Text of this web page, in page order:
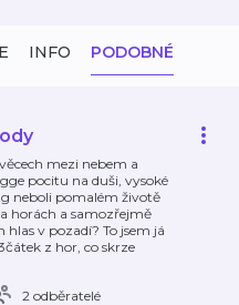
INFO PODOBNÉ
mezi nebem a
pocitu na duši, vysoké
neboli pomalém životě
horách a samozřejmě
hlas v pozadí? To jsem já
z hor, co skrze
2 odběratelé